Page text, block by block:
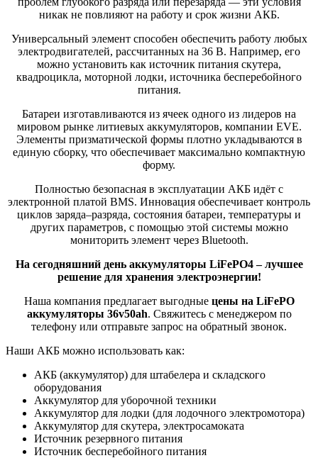
никак не повлияют на работу и срок жизни АКБ.
Универсальный элемент способен обеспечить работу любых
электродвигателей, рассчитанных на 36 В. Например, его
можно установить как источник питания скутера,
квадроцикла, моторной лодки, источника бесперебойного
питания.
Батареи изготавливаются из ячеек одного из лидеров на
мировом рынке литиевых аккумуляторов, компании EVE.
Элементы призматической формы плотно укладываются в
единую сборку, что обеспечивает максимально компактную
форму.
Полностью безопасная в эксплуатации АКБ идёт с
электронной платой BMS. Инновация обеспечивает контроль
циклов заряда–разряда, состояния батареи, температуры и
других параметров, с помощью этой системы можно
мониторить элемент через Bluetooth.
На сегодняшний день аккумуляторы LiFePO4 – лучшее
решение для хранения электроэнергии!
Наша компания предлагает выгодныецены на LiFePO
аккумуляторы 36v50ah. Свяжитесь с менеджером по
телефону или отправьте запрос на обратный звонок.
Наши АКБ можно использовать как:
АКБ (аккумулятор) для штабелера и складского
оборудования
Аккумулятор для уборочной техники
Аккумулятор для лодки (для лодочного электромотора)
Аккумулятор для скутера, электросамоката
Источник резервного питания
Источник бесперебойного питания